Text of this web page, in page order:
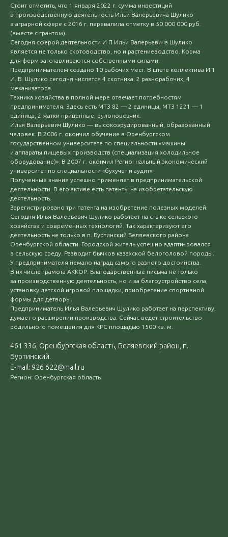
Стоит отметить, что 1 января 2022 г. сумма инвестиций
в производственную деятельность Ильи Валерьевича Шулико
в аграрной сфере с 2016 г. перевалила отметку в 50 000 000 руб.
(вместе с грантом).
Сегодня сферой деятельности И П Ильи Валерьевича Шулико
является не только скотоводство, но и растениеводство. Корма
для ферм заготавливаются собственными силами.
Предпринимателем создано 10 рабочих мест. В штате коллектива ИП
И. В. Шулико сегодня числятся 4 скотника, 2 разнорабочих, 4
механизатора.
Техника хозяйства в полной мере отвечает потребностям
предпринимателя. Здесь есть МТЗ 82 — 2 единицы, МТЗ 1221 — 1
единица, 2 жатки прицепные, рулоновозчик.
Илья Валерьевич Шулико — высокоэрудированный, образованный
человек. В 2006 г. окончил обучение в Оренбургском
государственном университете по специальности «машины
и аппараты пищевых производств (специализация холодильное
оборудование)». В 2007 г. окончил Регио- нальный экономический
университет по специальности «бухучет и аудит».
Полученные знания успешно применяет в предпринимательской
деятельности. В его активе есть патенты на изобретательскую
деятельность.
Зарегистрировано три патента на изобретение полезных моделей.
Сегодня Илья Валерьевич Шулико работает на стыке сельского
хозяйства и современных технологий. Так характеризуют его
деятельность не только в п. Буртинский Беляевского района
Оренбургской области. Городской житель успешно адапти- ровался
в сельскую среду. Разводит бычков казахской белоголовой породы.
У предпринимателя немало наград самого разного достоинства.
В их числе грамота АККОР. Благодарственные письма не только
за производственную деятельность, но и за благоустройство села,
установку детской игровой площадки, приобретение спортивной
формы для детворы.
Предприниматель Илья Валерьевич Шулико работает на перспективу,
думает о расширении производства. Сейчас ведет строительство
родильного помещения для КРС площадью 1500 кв. м.
461 336, Оренбургская область, Беляевский район, п.
Буртинский.
E-mail: 926 622@mail.ru
Регион: Оренбургская область